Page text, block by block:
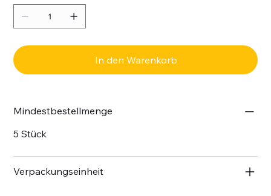
In den Warenkorb
Mindestbestellmenge
5 Stück
Verpackungseinheit